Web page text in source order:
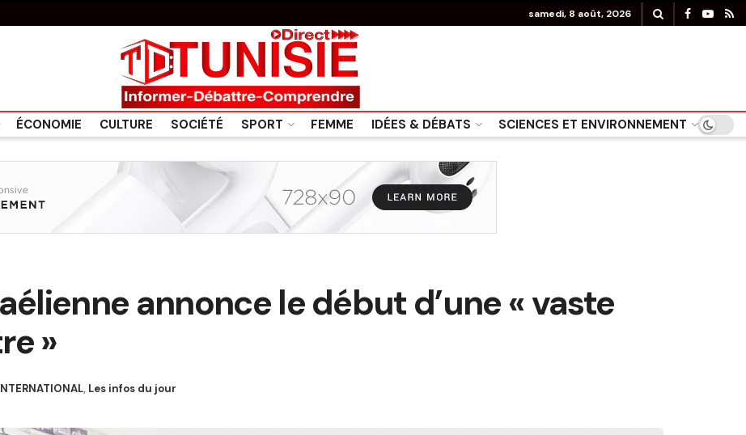
samedi, 8 août, 2026
ÉCONOMIE CULTURE SOCIÉTÉ SPORT FEMME IDÉES & DÉBATS SCIENCES ET ENVIRONNEMENT
annonce le début d’une « vaste
»
, Les infos du jour